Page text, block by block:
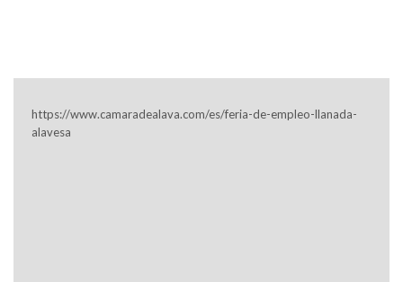
https://www.camaradealava.com/es/feria-de-empleo-llanada-
alavesa